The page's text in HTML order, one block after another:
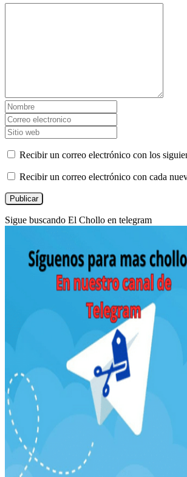
Recibir un correo electrónico con los
Recibir un correo electrónico con cada
Sigue buscando El Chollo en telegram